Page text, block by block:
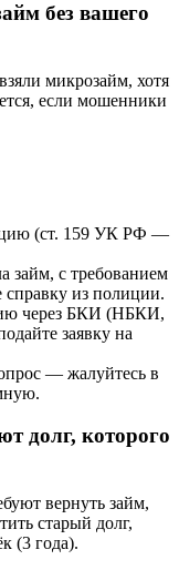
без вашего
микрозайм, хотя
если мошенники
(ст. 159 УК РФ —
займ, с требованием
из полиции.
через БКИ (НБКИ,
заявку на
— жалуйтесь в
долг, которого
вернуть займ,
старый долг,
(3 года).